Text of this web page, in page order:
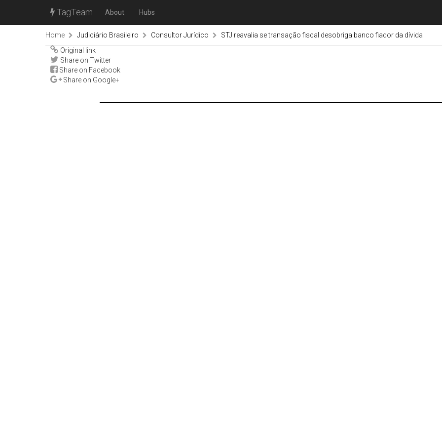
TagTeam About Hubs
Home Judiciário Brasileiro Consultor Jurídico
STJ reavalia se transação fiscal desobriga banco fiador da dívida
Original link
Share on Twitter
Share on Facebook
Share on Google+